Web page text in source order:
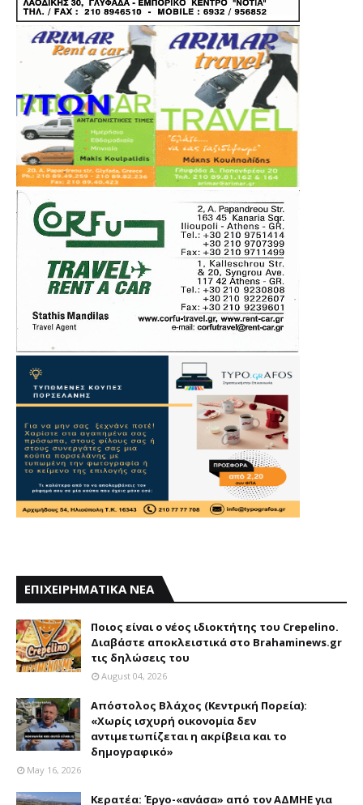
ΕΠΙΧΕΙΡΗΜΑΤΙΚΑ ΝΕΑ
Ποιος είναι ο νέος ιδιοκτήτης του Crepelino.
Διαβάστε αποκλειστικά στο Brahaminews.gr
τις δηλώσεις του
August 04, 2026
Απόστολος Βλάχος (Κεντρική Πορεία):
«Χωρίς ισχυρή οικονομία δεν
αντιμετωπίζεται η ακρίβεια και το
δημογραφικό»
May 16, 2026
Κερατέα: Έργο-«ανάσα» από τον ΑΔΜΗΕ για